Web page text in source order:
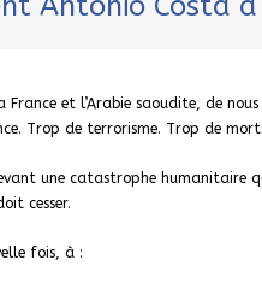
France et l’Arabie saoudite, de
Trop de terrorisme. Trop de
une catastrophe humanitaire
cesser.
fois, à :